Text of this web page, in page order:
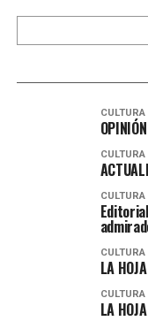
Buscar
CULTURA
CULTURA
CULTURA
CULTURA
LA
CULTURA
LA